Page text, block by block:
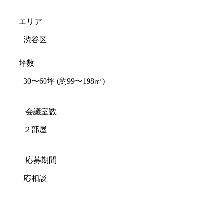
エリア
渋谷区
坪数
30〜60坪 (約99〜198㎡)
会議室数
２部屋
応募期間
応相談